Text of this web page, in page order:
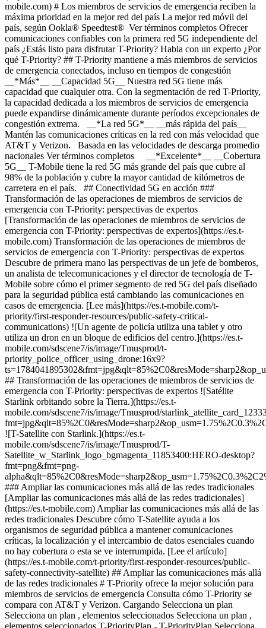
mobile.com) # Los miembros de servicios de emergencia reciben la
máxima prioridad en la mejor red del país La mejor red móvil del
país, según Ookla® Speedtest® Ver términos completos Ofrecer
comunicaciones confiables con la primera red 5G independiente del
país ¿Estás listo para disfrutar T-Priority? Habla con un experto ¿Por
qué T-Priority? ## T-Priority mantiene a más miembros de servicios
de emergencia conectados, incluso en tiempos de congestión
__*Más*__ __Capacidad 5G__ Nuestra red 5G tiene más
capacidad que cualquier otra. Con la segmentación de red T-Priority,
la capacidad dedicada a los miembros de servicios de emergencia
puede expandirse dinámicamente durante períodos excepcionales de
congestión extrema. __*La red 5G*__ __más rápida del país__
Mantén las comunicaciones críticas en la red con más velocidad que
AT&T y Verizon. Basada en las velocidades de descarga promedio
nacionales Ver términos completos __*Excelente*__ __Cobertura
5G__ T-Mobile tiene la red 5G más grande del país que cubre al
98% de la población y cubre la mayor cantidad de kilómetros de
carretera en el país. ## Conectividad 5G en acción ###
Transformación de las operaciones de miembros de servicios de
emergencia con T-Priority: perspectivas de expertos
[Transformación de las operaciones de miembros de servicios de
emergencia con T-Priority: perspectivas de expertos](https://es.t-
mobile.com) Transformación de las operaciones de miembros de
servicios de emergencia con T-Priority: perspectivas de expertos
Descubre de primera mano las perspectivas de un jefe de bomberos,
un analista de telecomunicaciones y el director de tecnología de T-
Mobile sobre cómo el primer segmento de red 5G del país diseñado
para la seguridad pública está cambiando las comunicaciones en
casos de emergencia. [Lee más](https://es.t-mobile.com/t-
priority/first-responder-resources/public-safety-critical-
communications) ![Un agente de policía utiliza una tablet y otro
utiliza un dron en un bloque de edificios del centro.](https://es.t-
mobile.com/sdscene7/is/image/Tmusprod/t-
priority_police_officer_using_drone:16x9?
## Transformación de las operaciones de miembros de servicios de
emergencia con T-Priority: perspectivas de expertos ![Satélite
Starlink orbitando sobre la Tierra.](https://es.t-
mobile.com/sdscene7/is/image/Tmusprod/
![T-Satellite con Starlink.](https://es.t-
mobile.com/sdscene7/is/image/Tmusprod/T-
Satellite_w_Starlink_logo_bgmagenta_11853400:HERO-desktop?
fmt=png&fmt=png-
### Ampliar las comunicaciones más allá de las redes tradicionales
[Ampliar las comunicaciones más allá de las redes tradicionales]
(https://es.t-mobile.com) Ampliar las comunicaciones más allá de las
redes tradicionales Descubre cómo T-Satellite ayuda a los
organismos de seguridad pública a mantener comunicaciones
críticas, la localización y el intercambio de datos esenciales cuando
no hay cobertura o esta se ve interrumpida. [Lee el artículo]
(https://es.t-mobile.com/t-priority/first-responder-resources/public-
safety-connectivity-satellite) ## Ampliar las comunicaciones más allá
de las redes tradicionales # T-Priority ofrece la mejor solución para
miembros de servicios de emergencia Consulta cómo T-Priority se
compara con AT&T y Verizon. Cargando Selecciona un plan
Selecciona un plan , elementos seleccionados Selecciona un plan , elementos seleccionados T-PriorityPlan - T-PriorityPlan Selecciona un plan Cantidad de líneas 1 Solo puedes agregar un máximo de 1 líneas Elige el plan adecuado para tu negocio Características T-Priority® AT&T FirstNet® Verizon Frontline® N/D Red nacional dedicada Red nacional dedicada Red nacional dedicada Red nacional dedicada N/D ✓ Sí N/D No N/D ✓ Sí N/D Compatibilidad de los dispositivos con la segmentación de red Compatibilidad de los dispositivos con la segmentación de red Compatibilidad de los dispositivos con la segmentación de red Compatibilidad de los dispositivos con la segmentación de red N/D Más de 100 dispositivos compatibles N/D N/A N/D 1 enrutador compatible N/D Acceso prioritario y preferencia Acceso prioritario y preferencia Acceso prioritario y preferencia Acceso prioritario y preferencia N/D ✓ Sí N/D ✓ Sí N/D ✓ Sí N/D Experiencia de datos prioritarios Experiencia de datos prioritarios Experiencia de datos prioritarios Experiencia de datos prioritarios N/D 5 veces más prioridad N/D Más alta que el consumidor N/D No se reveló N/D Velocidad de la red Basada en la velocidad de descarga promedio nacional. [Ver términos completos](https://es.t-mobile.com/content/experience-fragments/digx/tfb/us/en/modals/saving-calculator/t-priority-network-speeds/master "Ver términos completos") Velocidad de la red Basada en la velocidad de descarga promedio nacional. [Ver términos completos](https://es.t-mobile.com/content/experience-fragments/digx/tfb/us/en/modals/saving-calculator/t-priority-network-speeds/master "Ver términos completos") Velocidad de la red Basada en la velocidad de descarga promedio nacional. [Ver términos completos](https://es.t-mobile.com/content/experience-fragments/digx/tfb/us/en/modals/saving-calculator/t-priority-network-speeds/master "Ver términos completos") Velocidad de la red Basada en la velocidad de descarga promedio nacional. [Ver términos completos](https://es.t-mobile.com/content/experience-fragments/digx/tfb/us/en/modals/saving-calculator/t-priority-network-speeds/master "Ver términos completos") N/D 2x N/D 1x N/D 1x N/D Rendimiento de referencia (descarga) En comparación con el rendimeinto de referencia de WPS de T-Mobile. Rendimiento de referencia (descarga) En comparación con el rendimeinto de referencia de WPS de T-Mobile. Rendimiento de referencia (descarga) En comparación con el rendimeinto de referencia de WPS de T-Mobile. Rendimiento de referencia (descarga) En comparación con el rendimeinto de referencia de WPS de T-Mobile. N/D 2x N/D No se ofrece públicamente N/D No se ofrece públicamente N/D Rendimiento de referencia (carga) En comparación con el rendimeinto de referencia de WPS de T-Mobile. Rendimiento de referencia (carga) En comparación con el rendimeinto de referencia de WPS de T-Mobile. Rendimiento de referencia (carga) En comparación con el rendimeinto de referencia de WPS de T-Mobile. Rendimiento de referencia (carga) En comparación con el rendimeinto de referencia de WPS de T-Mobile. N/D 1x N/D No se ofrece públicamente N/D No se ofrece públicamente N/D ## Descubre T-Priority ![Un camión de manejo de emergencias en un camino rural en un bosque.](https://es.t-mobile.com/sdscene7/is/image/Tmusprod/t-priority-emergency-truck:4x3?ts=1753290526285&fmt=png-alpha&qlt=85%2C0&resMode=sharp2&op_usm=1.75%2C0.3%2C2%2C0&dpr=off) ### Cobertura de red [Cobertura de red](https://es.t-mobile.com) Cobertura de red Verifica tu cobertura y entérate ya de cómo nuestro equipo de respuesta ante emergencias se moviliza para mantener comunicaciones confiables para los miembros de servicios de emergencia y las comunidades locales. [Ve la cobertura](https://es.t-mobile.com/t-priority/network-services) ## Cobertura de red ![Dos técnicos de emergencias médicas junto a una ambulancia](https://es.t-mobile.com/sdscene7/is/image/Tmusprod/t-priority-two-emts-outside:4x3?ts=1753290656721&fmt=png-alpha&qlt=85%2C0&resMode=sharp2&op_usm=1.75%2C0.3%2C2%2C0&dpr=off) ### Productos y soluciones [Productos y soluciones](https://es.t-mobile.com) Productos y soluciones T-Priority funciona con sistemas de gestión de redes como el acceso prioritario y la preferencia para garantizar las comunicaciones esenciales en caso de congestión de la red. [Conoce las soluciones](https://es.t-mobile.com/t-priority/first-responder-solutions) ## Productos y soluciones ![Bombero hablando por radio delante del camión](https://es.t-mobile.com/sdscene7/is/image/Tmusprod/t-priority-fire-fighter-radio:4x3?ts=1753290775258&fmt=png-alpha&qlt=85%2C0&resMode=sharp2&op_usm=1.75%2C0.3%2C2%2C0&dpr=off) ### Datos sobre T-Priority [Datos sobre T-Priority](https://es.t-mobile.com) Datos sobre T-Priority Descubre cómo T-Priority ha mejorado la conectividad con respecto a sus predecesores, solucionando los puntos débiles de la antigua infraestructura 4G LTE. [Consulta las preguntas frecuentes](https://es.t-mobile.com/t-priority/why-choose-t-priority) ## Datos sobre T-Priority ![Dos operadores de drones afuera](https://es.t-mobile.com/sdscene7/is/image/Tmusprod/t-priority-two-guys-drone:4x3?ts=1753290686865&fmt=png-alpha&qlt=85%2C0&resMode=sharp2&op_usm=1.75%2C0.3%2C2%2C0&dpr=off) ### Planes tarifarios [Planes tarifarios](https://es.t-mobile.com) Planes tarifarios Encuentra el plan T-Priority adecuado para tu equipo. Con beneficios disponibles de inmediato y opciones flexibles, nuestros planes están diseñados para adaptarse a tu presupuesto y tus objetivos. [Ver planes T-Priority](https://es.t-mobile.com/t-priority/first-responder-plan) ## Planes tarifarios ![Técnico médico de emergencia con tablet en ambulancia](https://es.t-mobile.com/sdscene7/is/image/Tmusprod/t-priority-emt-ambulence:4x3?ts=1753290712152&fmt=png-alpha&qlt=85%2C0&resMode=sharp2&op_usm=1.75%2C0.3%2C2%2C0&dpr=off) ### Elegibilidad [Elegibilidad](https://es.t-mobile.com) Elegibilidad Conoce más sobre qué agencias y organizaciones de infraestructura crítica son elegibles para T-Priority. [Información sobre elegibilidad](https://es.t-mobile.com/t-priority/eligibility) ## Elegibilidad ![Alguacil al teléfono](https://es.t-mobile.com/sdscene7/is/image/Tmusprod/t-priority-sheriff-on-phone:4x3?ts=1753290586929&fmt=png-alpha&qlt=85%2C0&resMode=sharp2&op_usm=1.75%2C0.3%2C2%2C0&dpr=off) ### Descubre los recursos de T-Priority [Descubre los recursos de T-Priority](https://es.t-mobile.com) Descubre los recursos de T-Priority Tómate un tiempo para leer artículos de expertos, estudios de casos e investigaciones para conocer cómo T-Priority está transformando las comunicaciones de seguridad pública con tecnología 5G de vanguardia. [Descubre recursos](https://es.t-mobile.com/t-priority/first-responder-resources) ## Descubre los recursos de T-Priority ## ¿Tienes preguntas? - ### ¿Qué es T-Priority? ¿En qué se diferencia de FirstNet o Verizon Frontline? T-Priority es el servicio de red de T-Mobile exclusivo para miembros de servicios de emergencia, que ofrece siempre acceso prioritario y preferencial en toda nuestra red 5G nacional, incluida una extensa cobertura en zonas rurales. T-Priority es compatible con una amplia variedad de dispositivos 5G, para que las agencias no tengan que invertir en hardware patentado para mantenerse conectados. Descubre la lista completa de smartphones, tablets, enrutadores y dispositivos resistentes compatibles con T-Priority en nuestra [página de compatibilidad de dispositivos con T-Priority](https://es.t-mobile.com/t-priority/eligibility/devices). - ### ¿T-Priority requiere una tarjeta SIM o dispositivo especial? T-Priority requiere un dispositivo compatible que admita las tres bandas independientes (SA) de 5G utilizadas en la red de T-Mobile para brindar un servicio prioritario completo. Existen más de 100 dispositivos listos para T-Priority certificados, que incluyen smartphones, tablets, laptops resistentes y enrutadores. Esto garantiza que los miembros de servicios de emergencia puedan tener acceso a la conectividad con prioridad con un equipo que se adapte a las necesidades de su misión. - ### ¿Cómo se compara la cobertura 5G de T-Priority con FirstNet y Verizon Frontline? Las funciones avanzadas de T-Priority funcionan en la red 5G independiente líder de la industria de T-Mobile, que ofrece la cobertura a nivel nacional más amplia de la industria y un rendimiento sólido tanto en áreas urbanas como rurales, especialmente en nuestro espectro n71 de banda baja. Mientras que otras redes se apoyan más en cobertura basada en LTE o 5G independiente localizada, T-Priority ofrece a los miembros de servicios de emergencia una plataforma para mantenerse conectados con la última tecnología 5G en una variedad más amplia de entornos. Todos los clientes de T-Priority obtienen funciones de preferencia y acceso prioritario en toda la red 4G LTE y 5G combinada de T-Mobile. - ### ¿T-Priority está disponible para todos los miembros de servicios de emergencia y los profesionales de la seguridad pública? Sí. T-Priority está disponible para agencias y personal de seguridad pública verificados, como miembros de servicios de emergencia, fuerzas del orden público, bomberos, proveedores de atención médica y equipos de manejo de emergencias.[](https://es.t-mobile.com) - ### ¿Buscas nuestro servicio Connecting Heroes básico? Si estás buscando más información sobre nuestro servicio Connecting Heroes básico, [contáctanos](https://es.t-mobile.com/business/government/contact-information-inbound). Comparte esta página - [](https://www.linkedin.com/cws/share?url=https%3A%2F%2Fes.t-mobile.com%2Ft-priority) - [](https://www.facebook.com/sharer/sharer.php?u=https%3A%2F%2Fes.t-mobile.com%2Ft-priority) - [](https://twitter.com/intent/tweet?url=https%3A%2F%2Fes.t-mobile.com%2Ft-priority&text=) Basado en velocidades de descarga nacionales promedio según el análi